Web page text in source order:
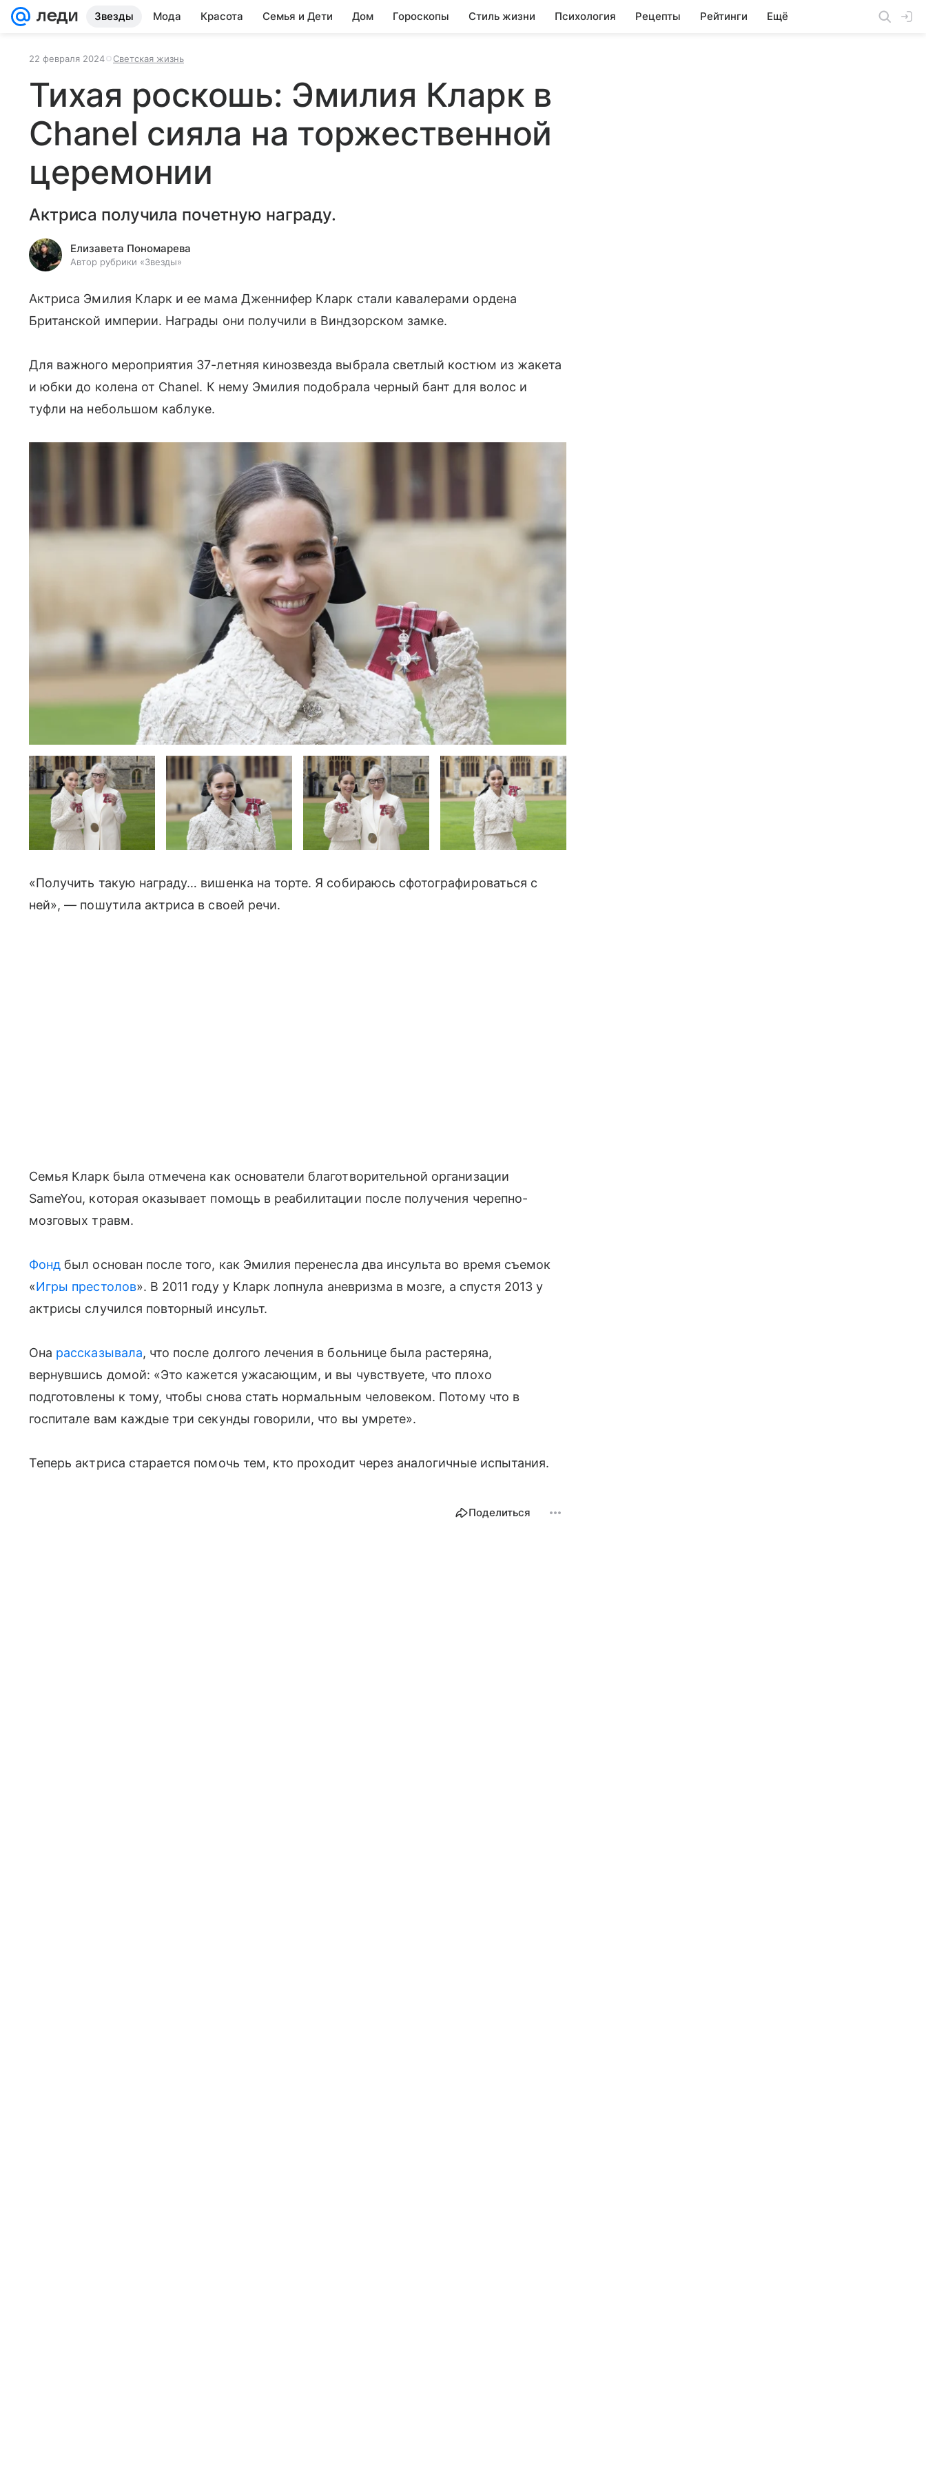
Звезды Мода Красота Семья и Дети Дом Гороскопы Стиль жизни Психология Рецепты Рейтинги Ещё
22 февраля 2024 Светская жизнь
Тихая роскошь: Эмилия Кларк в
Chanel сияла на торжественной
церемонии
Актриса получила почетную награду.
Елизавета Пономарева
Автор рубрики «Звезды»
Актриса Эмилия Кларк и ее мама Дженнифер Кларк стали кавалерами ордена
Британской империи. Награды они получили в Виндзорском замке.
Для важного мероприятия 37-летняя кинозвезда выбрала светлый костюм из жакета
и юбки до колена от Chanel. К нему Эмилия подобрала черный бант для волос и
туфли на небольшом каблуке.
«Получить такую ​​награду… вишенка на торте. Я собираюсь сфотографироваться с
ней», — пошутила актриса в своей речи.
Семья Кларк была отмечена как основатели благотворительной организации
SameYou, которая оказывает помощь в реабилитации после получения черепно-
мозговых травм.
Фонд был основан после того, как Эмилия перенесла два инсульта во время съемок
«Игры престолов». В 2011 году у Кларк лопнула аневризма в мозге, а спустя 2013 у
актрисы случился повторный инсульт.
Она рассказывала, что после долгого лечения в больнице была растеряна,
вернувшись домой: «Это кажется ужасающим, и вы чувствуете, что плохо
подготовлены к тому, чтобы снова стать нормальным человеком. Потому что в
госпитале вам каждые три секунды говорили, что вы умрете».
Теперь актриса старается помочь тем, кто проходит через аналогичные испытания.
Поделиться